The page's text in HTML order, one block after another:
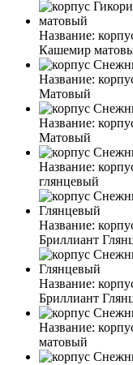
Название:
Кашемир
Название:
Матовый
Название:
Матовый
Название:
глянцевый
Название:
Бриллиант
Название:
Бриллиант
Название:
матовый